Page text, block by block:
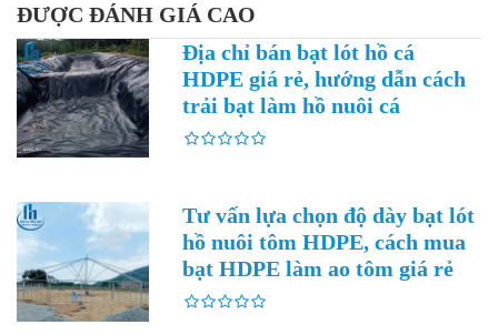
ĐƯỢC ĐÁNH GIÁ CAO
Địa chỉ bán bạt lót hồ cá
HDPE giá rẻ, hướng dẫn cách
trải bạt làm hồ nuôi cá
Tư vấn lựa chọn độ dày bạt lót
hồ nuôi tôm HDPE, cách mua
bạt HDPE làm ao tôm giá rẻ